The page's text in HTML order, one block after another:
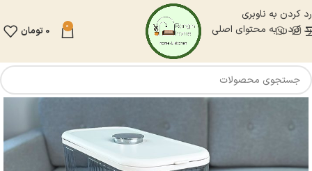
رد کردن به ناوبری
رد کردن به محتوای اصلی
0
0 تومان